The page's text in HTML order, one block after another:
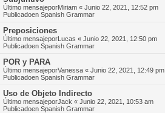
Último mensajeporMiriam « Junio 22, 2021, 12:52 pm
Publicadoen Spanish Grammar
Preposiciones
Último mensajeporLucas « Junio 22, 2021, 12:50 pm
Publicadoen Spanish Grammar
POR y PARA
Último mensajeporVanessa « Junio 22, 2021, 12:49 pm
Publicadoen Spanish Grammar
Uso de Objeto Indirecto
Último mensajeporJack « Junio 22, 2021, 10:53 am
Publicadoen Spanish Grammar